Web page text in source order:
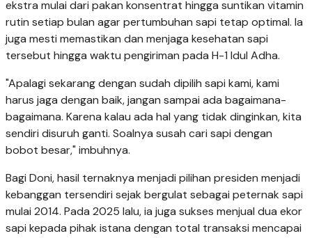
ekstra mulai dari pakan konsentrat hingga suntikan vitamin
rutin setiap bulan agar pertumbuhan sapi tetap optimal. Ia
juga mesti memastikan dan menjaga kesehatan sapi
tersebut hingga waktu pengiriman pada H-1 Idul Adha.
"Apalagi sekarang dengan sudah dipilih sapi kami, kami
harus jaga dengan baik, jangan sampai ada bagaimana-
bagaimana. Karena kalau ada hal yang tidak dinginkan, kita
sendiri disuruh ganti. Soalnya susah cari sapi dengan
bobot besar," imbuhnya.
Bagi Doni, hasil ternaknya menjadi pilihan presiden menjadi
kebanggan tersendiri sejak bergulat sebagai peternak sapi
mulai 2014. Pada 2025 lalu, ia juga sukses menjual dua ekor
sapi kepada pihak istana dengan total transaksi mencapai